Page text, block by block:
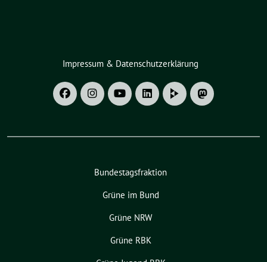
Impressum & Datenschutzerklärung
Bundestagsfraktion
Grüne im Bund
Grüne NRW
Grüne RBK